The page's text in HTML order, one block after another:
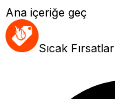
Ana içeriğe geç
Sıcak Fırsatlar